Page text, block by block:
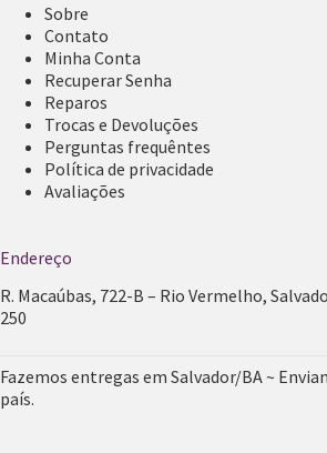
Sobre
Contato
Minha Conta
Recuperar Senha
Reparos
Trocas e Devoluções
Perguntas frequêntes
Política de privacidade
Avaliações
Endereço
R. Macaúbas, 722-B – Rio Vermelho,
250
Fazemos entregas em Salvador/BA ~
país.